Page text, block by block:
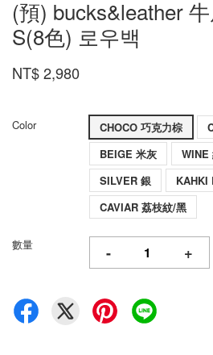
(預) bucks&leather
S(8色) 로우백
NT$ 2,980
Color CHOCO 巧克力棕
BEIGE 米灰
​WINE
SILVER 銀
​KAHKI
CAVIAR 荔枝紋/黑
數量 - +